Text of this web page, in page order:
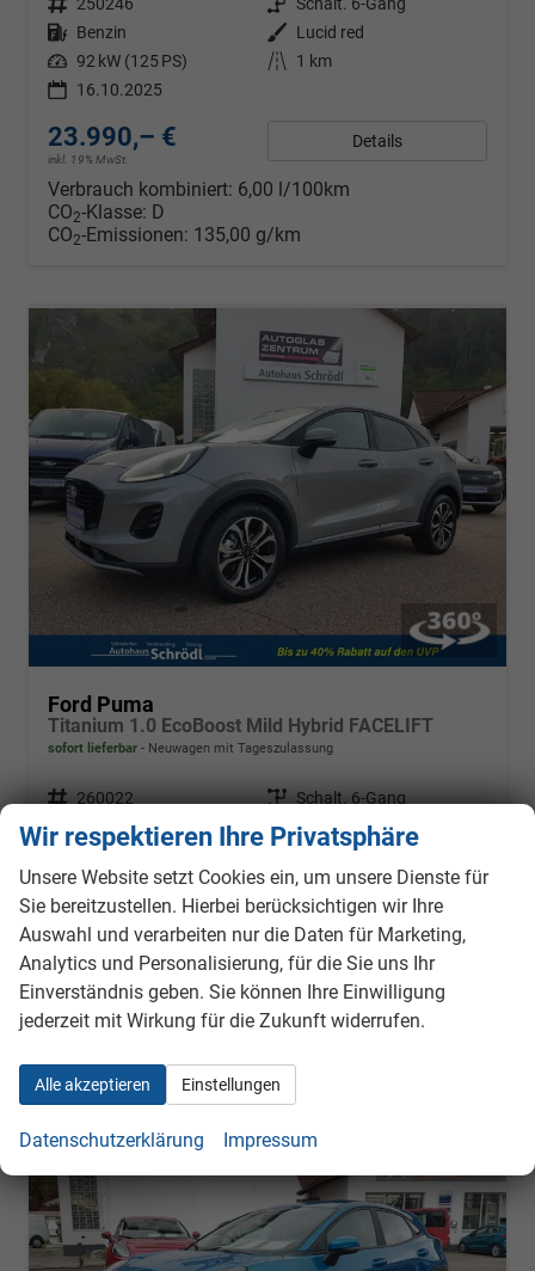
Kraftstoff Benzin Außenfarbe Lucid red
Leistung 92 kW (125 PS) Kilometerstand
1 km
16.10.2025
23.990,– €
inkl. 19% MwSt.
Details
Verbrauch kombiniert: 6,00 l/100km
CO2-Klasse: D
CO2-Emissionen: 135,00 g/km
Ford Puma
Titanium 1.0 EcoBoost Mild Hybrid FACELIFT
sofort lieferbar Neuwagen mit Tageszulassung
Fahrzeugnr. 260022 Getriebe Schalt. 6-Gang
Außenfarbe
Solar-Silber
92 kW (125 PS)
10.02.2026
23.990,– €
inkl. 19% MwSt.
Details
Verbrauch kombiniert: 6,00 l/100km
CO
2-Klasse: D
CO -Emissionen:135,00 g/km
Wir respektieren Ihre Privatsphäre
Unsere Website setzt Cookies ein, um unsere Dienste für
Sie bereitzustellen. Hierbei berücksichtigen wir Ihre
Auswahl und verarbeiten nur die Daten für Marketing,
Analytics und Personalisierung, für die Sie uns Ihr
Einverständnis geben. Sie können Ihre Einwilligung
jederzeit mit Wirkung für die Zukunft widerrufen.
Alle akzeptieren Einstellungen
Datenschutzerklärung Impressum